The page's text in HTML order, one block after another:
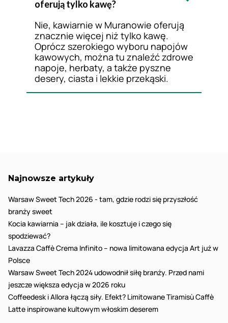
oferują tylko kawę?
Nie, kawiarnie w Muranowie oferują
znacznie więcej niż tylko kawę.
Oprócz szerokiego wyboru napojów
kawowych, można tu znaleźć zdrowe
napoje, herbaty, a także pyszne
desery, ciasta i lekkie przekąski.
Najnowsze artykuły
Warsaw Sweet Tech 2026 - tam, gdzie rodzi się przyszłość
branży sweet
Kocia kawiarnia – jak działa, ile kosztuje i czego się
spodziewać?
Lavazza Caffè Crema Infinito – nowa limitowana edycja Art już w
Polsce
Warsaw Sweet Tech 2024 udowodnił siłę branży. Przed nami
jeszcze większa edycja w 2026 roku
Coffeedesk i Allora łączą siły. Efekt? Limitowane Tiramisù Caffè
Latte inspirowane kultowym włoskim deserem